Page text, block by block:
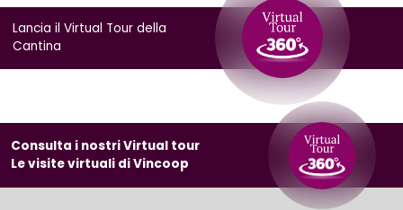
Lancia il Virtual Tour della
Cantina
Consulta i nostri Virtual tour
Le visite virtuali di Vincoop